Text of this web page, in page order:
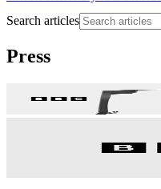
Search articles
Press